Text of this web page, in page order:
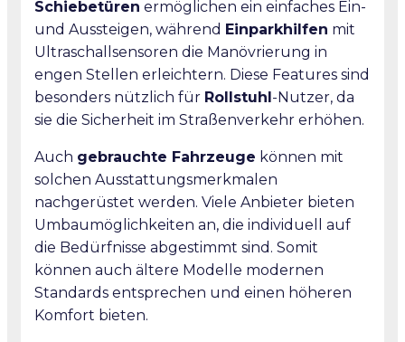
Schiebetüren ermöglichen ein einfaches Ein-
und Aussteigen, während Einparkhilfen mit
Ultraschallsensoren die Manövrierung in
engen Stellen erleichtern. Diese Features sind
besonders nützlich für Rollstuhl-Nutzer, da
sie die Sicherheit im Straßenverkehr erhöhen.
Auch gebrauchte Fahrzeuge können mit
solchen Ausstattungsmerkmalen
nachgerüstet werden. Viele Anbieter bieten
Umbaumöglichkeiten an, die individuell auf
die Bedürfnisse abgestimmt sind. Somit
können auch ältere Modelle modernen
Standards entsprechen und einen höheren
Komfort bieten.